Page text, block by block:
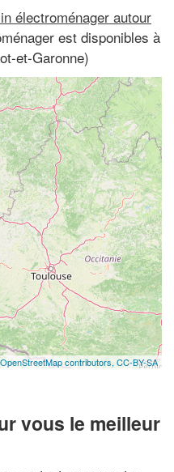
électroménager autour
est disponibles à
et-Garonne)
OpenStreetMap contributors, CC-BY-SA
vous le meilleur